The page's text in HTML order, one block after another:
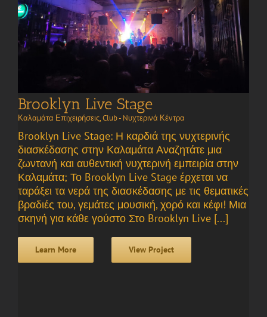
Brooklyn Live Stage
Καλαμάτα Επιχειρήσεις,Club - Nυχτερινά Κέντρα
Brooklyn Live Stage: Η καρδιά της νυχτερινής
διασκέδασης στην Καλαμάτα Αναζητάτε μια
ζωντανή και αυθεντική νυχτερινή εμπειρία στην
Καλαμάτα; Το Brooklyn Live Stage έρχεται να
ταράξει τα νερά της διασκέδασης με τις θεματικές
βραδιές του, γεμάτες μουσική, χορό και κέφι! Μια
σκηνή για κάθε γούστο Στο Brooklyn Live [...]
Learn More View Project